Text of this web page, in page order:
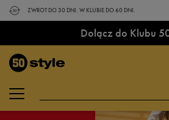
ZWROT DO 30 DNI. W KLUBIE DO 60 DNI.
Dołącz do Klubu